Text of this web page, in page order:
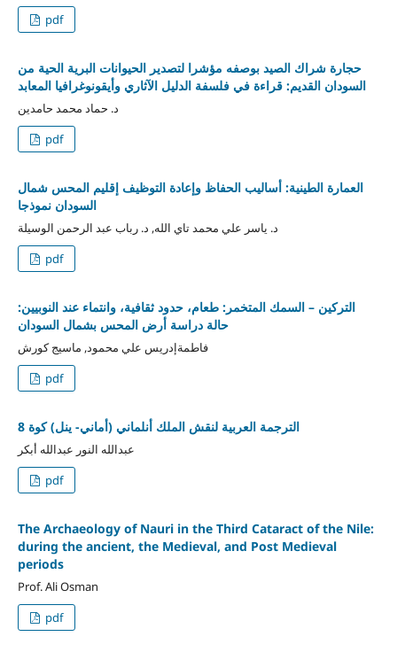
pdf
حجارة شراك الصيد بوصفه مؤشرا لتصدير الحيوانات البرية الحية من
السودان القديم: قراءة في فلسفة الدليل الآثاري وأيقونوغرافيا المعابد
د. حماد محمد حامدين
pdf
العمارة الطينية: أساليب الحفاظ وإعادة التوظيف إقليم المحس شمال
السودان نموذجا
د. ياسر علي محمد تاي الله, د. رباب عبد الرحمن الوسيلة
pdf
التركين – السمك المتخمر: طعام، حدود ثقافية، وانتماء عند النوبيين:
حالة دراسة أرض المحس بشمال السودان
فاطمةإدريس علي محمود, ماسيج كورش
pdf
الترجمة العربية لنقش الملك أنلماني (أماني- ينل) كوة 8
عبدالله النور عبدالله أبكر
pdf
The Archaeology of Nauri in the Third Cataract of the Nile:
during the ancient, the Medieval, and Post Medieval
periods
Prof. Ali Osman
pdf